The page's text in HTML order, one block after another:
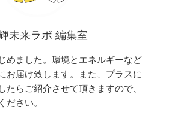
未来ラボ 編集室
めました。環境とエネルギーなど
お届け致します。また、プラスに
たらご紹介させて頂きますので、
ださい。